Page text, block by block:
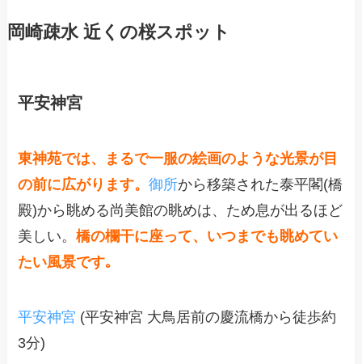
岡崎疎水 近くの桜スポット
平安神宮
東神苑では、まるで一服の絵画のような光景が目
の前に広がります。御所から移築された泰平閣(橋
殿)から眺める尚美館の眺めは、ため息が出るほど
美しい。橋の欄干に座って、いつまでも眺めてい
たい風景です｡
平安神宮 (平安神宮 大鳥居前の慶流橋から徒歩約
3分)